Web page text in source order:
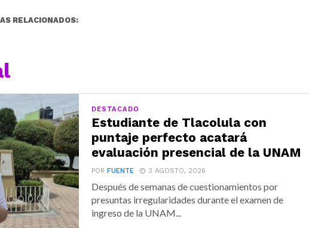
RELACIONADOS:
DESTACADO
Estudiante de Tlacolula con
puntaje perfecto acatará
evaluación presencial de la UNAM
PORFUENTE 3 AGOSTO, 2026
Después de semanas de cuestionamientos por
presuntas irregularidades durante el examen de
ingreso de la UNAM...